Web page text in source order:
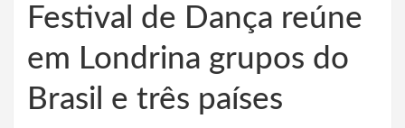
Festival de Dança reúne
em Londrina grupos do
Brasil e três países